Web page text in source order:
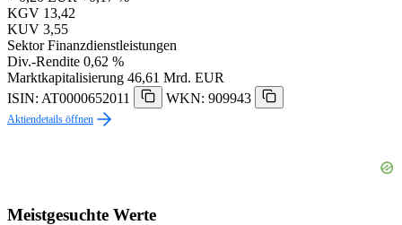
KGV 13,42
KUV 3,55
Sektor Finanzdienstleistungen
Div.-Rendite 0,62 %
Marktkapitalisierung 46,61 Mrd. EUR
ISIN: AT0000652011
WKN: 909943
Aktiendetails öffnen
Meistgesuchte Werte